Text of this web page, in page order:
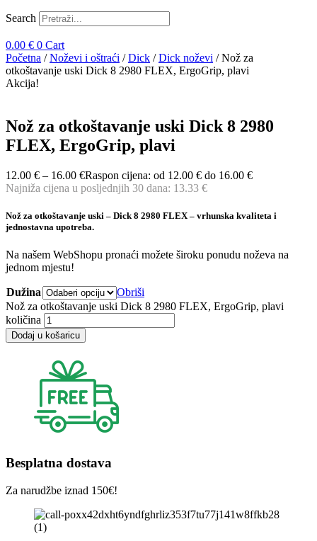
Search
0.00 € 0 Cart
Početna /Noževi i oštraći /Dick /Dick noževi / Nož za
otkoštavanje uski Dick 8 2980 FLEX, ErgoGrip, plavi
Akcija!
Nož za otkoštavanje uski Dick 8 2980
FLEX, ErgoGrip, plavi
12.00 € – 16.00 €Raspon cijena: od 12.00 € do 16.00 €
Najniža cijena u posljednjih 30 dana: 13.33 €
Nož za otkoštavanje uski – Dick 8 2980 FLEX – vrhunska kvaliteta i
jednostavna upotreba.
Na našem WebShopu pronaći možete široku ponudu noževa na
jednom mjestu!
Dužina
Obriši
Nož za otkoštavanje uski Dick 8 2980 FLEX, ErgoGrip, plavi
količina
Dodaj u košaricu
Besplatna dostava
Za narudžbe iznad 150€!